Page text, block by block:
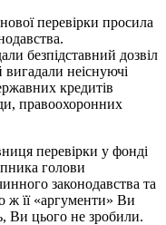
перевірки просила
безпідставний дозвіл
неіснуючі
кредитів
правоохоронних
перевірки у фонді
голови
законодавства та
ж її «аргументи» Ви
Ви цього не зробили.